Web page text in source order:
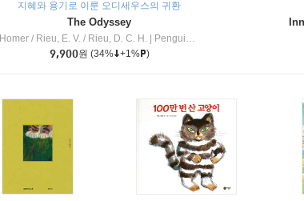
지혜와 용기로 이룬 오디세우스의 귀환
The Odyssey
Homer / Rieu, E. V. / Rieu, D. C. H.
Penguin Group
9,900원 (34% +1% )